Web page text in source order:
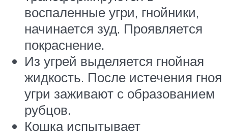
воспаленные угри, гнойники,
начинается зуд. Проявляется
покраснение.
Из угрей выделяется гнойная
жидкость. После истечения гноя
угри заживают с образованием
рубцов.
Кошка испытывает